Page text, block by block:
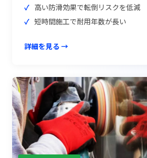
高い防滑効果で転倒リスクを低減
短時間施工で耐用年数が長い
詳細を見る →